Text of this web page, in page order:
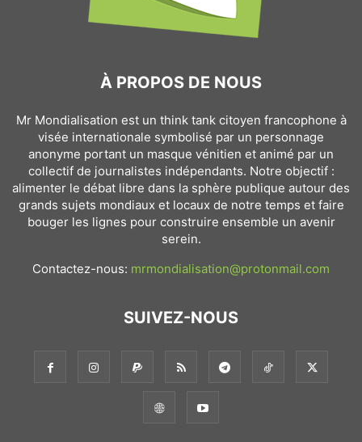
À PROPOS DE NOUS
Mr Mondialisation est un think tank citoyen francophone à
visée internationale symbolisé par un personnage
anonyme portant un masque vénitien et animé par un
collectif de journalistes indépendants. Notre objectif :
alimenter le débat libre dans la sphère publique autour des
grands sujets mondiaux et locaux de notre temps et faire
bouger les lignes pour construire ensemble un avenir
serein.
Contactez-nous: mrmondialisation@protonmail.com
SUIVEZ-NOUS